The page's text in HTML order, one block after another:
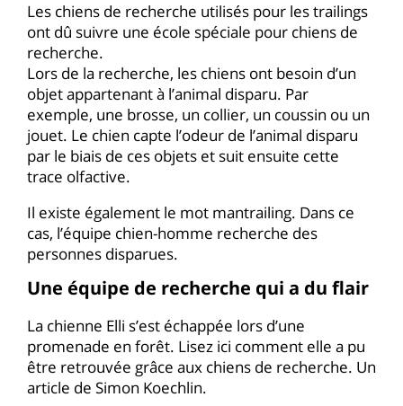
Les chiens de recherche utilisés pour les trailings
ont dû suivre une école spéciale pour chiens de
recherche.
Lors de la recherche, les chiens ont besoin d’un
objet appartenant à l’animal disparu. Par
exemple, une brosse, un collier, un coussin ou un
jouet. Le chien capte l’odeur de l’animal disparu
par le biais de ces objets et suit ensuite cette
trace olfactive.
Il existe également le mot mantrailing. Dans ce
cas, l’équipe chien-homme recherche des
personnes disparues.
Une équipe de recherche qui a du flair
La chienne Elli s’est échappée lors d’une
promenade en forêt. Lisez ici comment elle a pu
être retrouvée grâce aux chiens de recherche. Un
article de Simon Koechlin.